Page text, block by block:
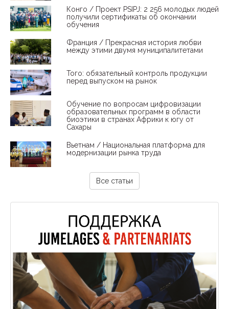
Конго / Проект PSIPJ: 2 256 молодых людей
получили сертификаты об окончании
обучения
Франция / Прекрасная история любви
между этими двумя муниципалитетами
Того: обязательный контроль продукции
перед выпуском на рынок
Обучение по вопросам цифровизации
образовательных программ в области
биоэтики в странах Африки к югу от
Сахары
Вьетнам / Национальная платформа для
модернизации рынка труда
Все статьи